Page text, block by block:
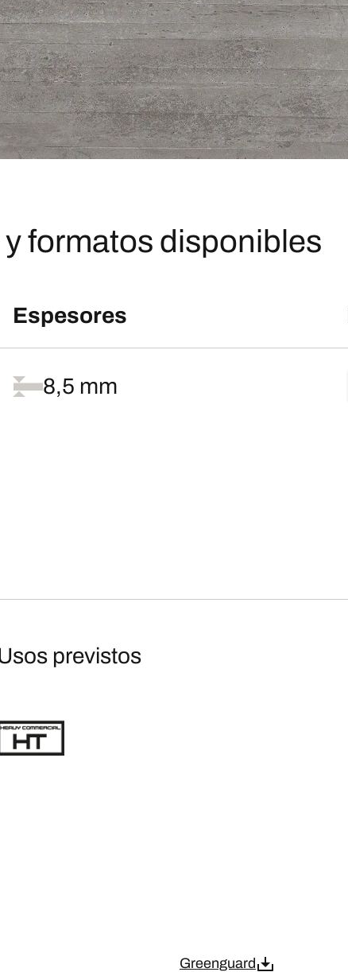
formatos disponibles
Espesores
8,5 mm
previstos
Greenguard